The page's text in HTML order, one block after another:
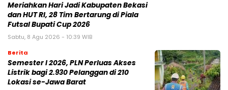
Meriahkan Hari Jadi Kabupaten Bekasi
dan HUT RI, 28 Tim Bertarung di Piala
Futsal Bupati Cup 2026
Sabtu, 8 Agu 2026 - 10:39 WIB
Berita
Semester I 2026, PLN Perluas Akses
Listrik bagi 2.930 Pelanggan di 210
Lokasi se-Jawa Barat